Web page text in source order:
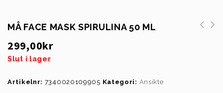
MÅ FACE MASK SPIRULINA 50 ML
299,00kr
Slut i lager
Artikelnr: 7340020109905 Kategori: Ansikte